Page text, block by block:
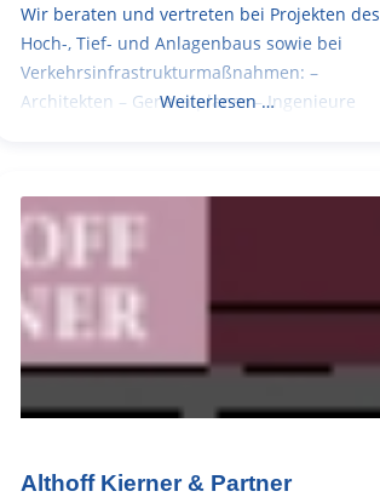
Wir beraten und vertreten bei Projekten des
Hoch-, Tief- und Anlagenbaus sowie bei
Verkehrsinfrastrukturmaßnahmen: –
Architekten – Generalplaner – Ingenieure
Weiterlesen …
Althoff Kierner & Partner